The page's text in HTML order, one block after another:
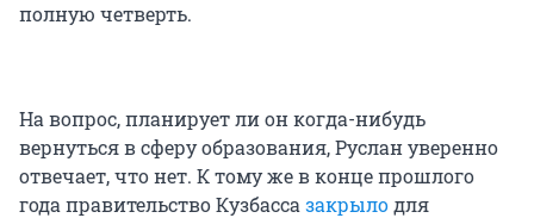
полную четверть.
На вопрос, планирует ли он когда-нибудь
вернуться в сферу образования, Руслан уверенно
отвечает, что нет. К тому же в конце прошлого
года правительство Кузбасса закрылодля